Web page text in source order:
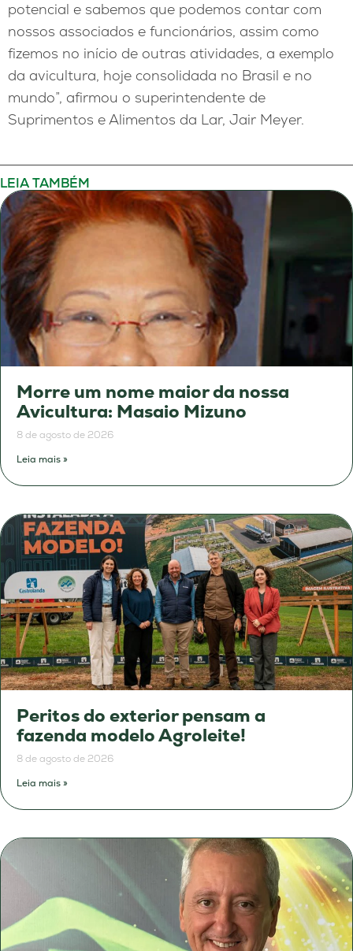
potencial e sabemos que podemos contar com
nossos associados e funcionários, assim como
fizemos no início de outras atividades, a exemplo
da avicultura, hoje consolidada no Brasil e no
mundo”, afirmou o superintendente de
Suprimentos e Alimentos da Lar, Jair Meyer.
LEIA TAMBÉM
Morre um nome maior da nossa
Avicultura: Masaio Mizuno
8 de agosto de 2026
Leia mais »
Peritos do exterior pensam a
fazenda modelo Agroleite!
8 de agosto de 2026
Leia mais »